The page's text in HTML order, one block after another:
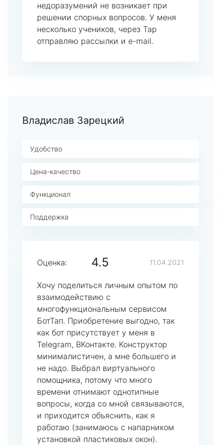
недоразумений не возникает при
решении спорных вопросов. У меня
несколько учеников, через Tap
отправляю рассылки и e-mail.
Владислав Зарецкий
Удобство
Цена-качество
Функционал
Поддержка
Оценка: 4.5 11.04.2021
Хочу поделиться личным опытом по
взаимодействию с
многофункциональным сервисом
БотТап. Приобретение выгодно, так
как бот присутствует у меня в
Telegram, ВКонтакте. Конструктор
минималистичен, а мне большего и
не надо. Выбрал виртуального
помощника, потому что много
времени отнимают однотипные
вопросы, когда со мной связываются,
и приходится объяснить, как я
работаю (занимаюсь с напарником
установкой пластиковых окон).